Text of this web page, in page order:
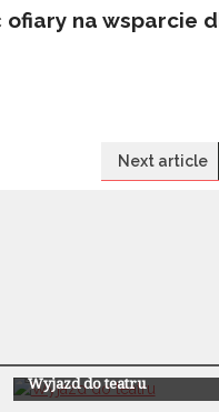
ofiary na wsparcie
Next article
Wyjazd do teatru